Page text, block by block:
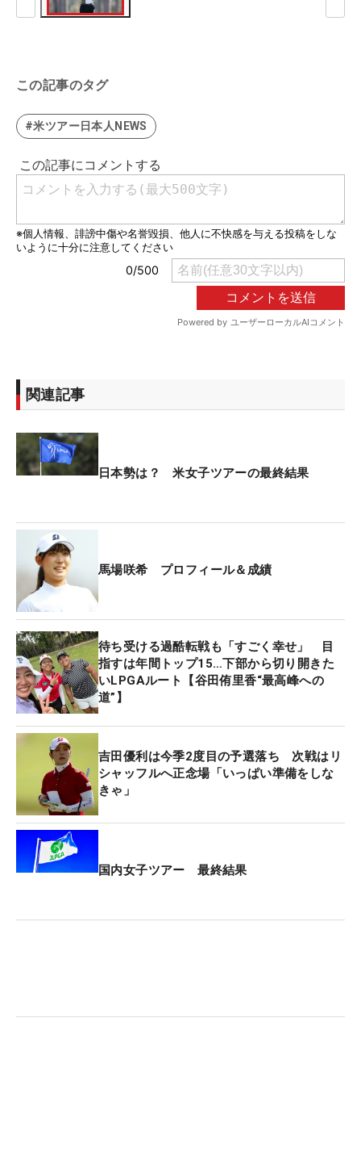
この記事のタグ
#米ツアー日本人NEWS
関連記事
日本勢は？ 米女子ツアーの最終結果
馬場咲希 プロフィール＆成績
待ち受ける過酷転戦も「すごく幸せ」 目
指すは年間トップ15…下部から切り開きた
いLPGAルート【谷田侑里香“最高峰への
道”】
吉田優利は今季2度目の予選落ち 次戦はリ
シャッフルへ正念場「いっぱい準備をしな
きゃ」
国内女子ツアー 最終結果